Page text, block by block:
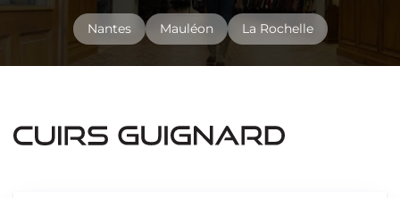
Nantes Mauléon La Rochelle